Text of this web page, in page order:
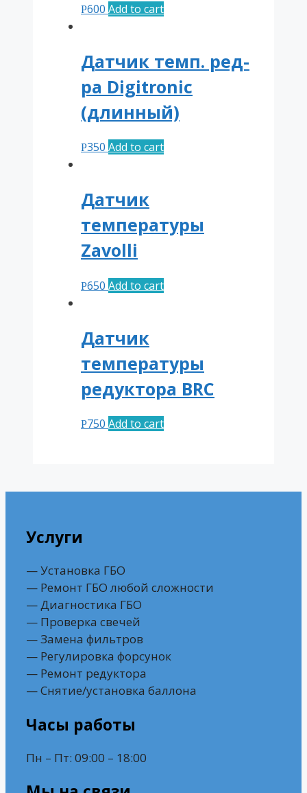
Р600 Add to cart
Датчик темп. ред-
ра Digitronic
(длинный)
Р350 Add to cart
Датчик
температуры
Zavolli
Р650 Add to cart
Датчик
температуры
редуктора BRC
Р750 Add to cart
Услуги
— Установка ГБО
— Ремонт ГБО любой сложности
— Диагностика ГБО
— Проверка свечей
— Замена фильтров
— Регулировка форсунок
— Ремонт редуктора
— Снятие/установка баллона
Часы работы
Пн – Пт: 09:00 – 18:00